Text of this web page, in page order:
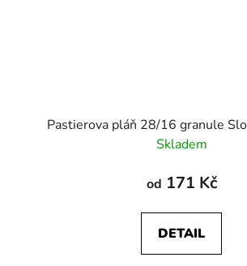
Pastierova pláň 28/16 granule
Skladem
od 171 Kč
DETAIL